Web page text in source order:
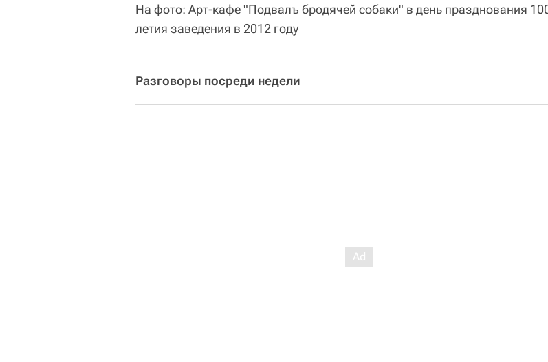
На фото: Арт-кафе "Подвалъ бродячей собаки" в день празднования
летия заведения в 2012 году
Разговоры посреди недели